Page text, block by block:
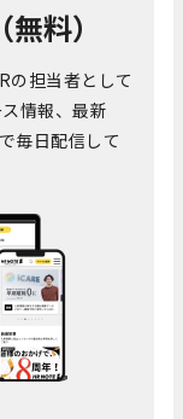
料）
の担当者として
情報、最新
毎日配信して